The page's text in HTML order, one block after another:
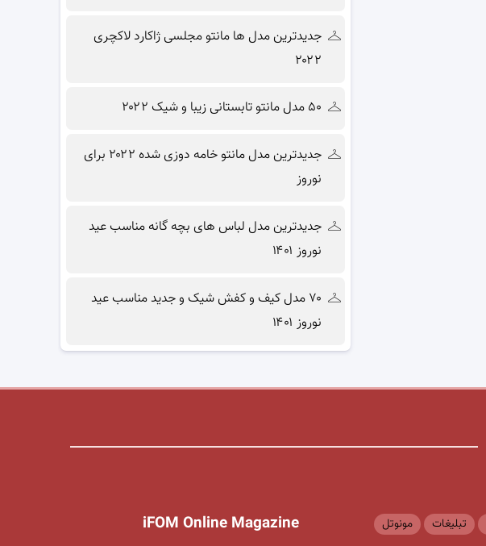
جدیدترین مدل ها مانتو مجلسی ژاکارد لاکچری
۲۰۲۲
۵۰ مدل مانتو تابستانی زیبا و شیک ۲۰۲۲
جدیدترین مدل مانتو خامه دوزی شده ۲۰۲۲ برای
نوروز
جدیدترین مدل لباس های بچه گانه مناسب عید
نوروز ۱۴۰۱
۷۰ مدل کیف و کفش شیک و جدید مناسب عید
نوروز ۱۴۰۱
iFOM Online Magazine تبلیغات مونوتل